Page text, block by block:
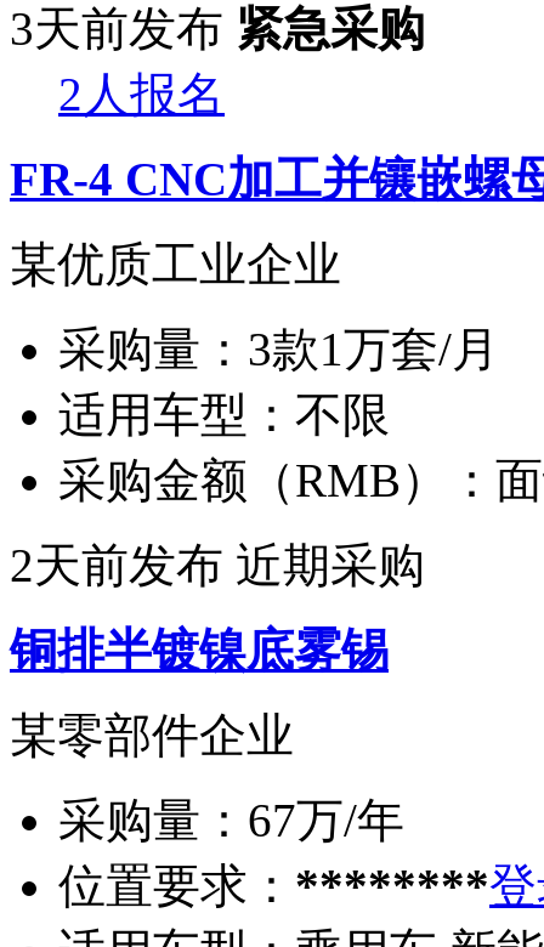
3天前发布 紧急采购
2人报名
FR-4 CNC加工并镶嵌螺
某优质工业企业
采购量： 3款1万套/月
适用车型： 不限
采购金额（RMB）：
2天前发布 近期采购
铜排半镀镍底雾锡
某零部件企业
采购量： 67万/年
位置要求： ********